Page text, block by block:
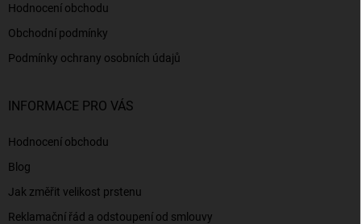
Hodnocení obchodu
Obchodní podmínky
Podmínky ochrany osobních údajů
INFORMACE PRO VÁS
Hodnocení obchodu
Blog
Jak změřit velikost prstenu
Reklamační řád a odstoupení od smlouvy